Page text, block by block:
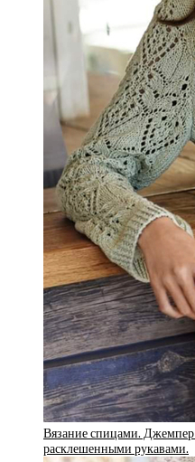
Вязание спицами.
расклешенными рукавами.